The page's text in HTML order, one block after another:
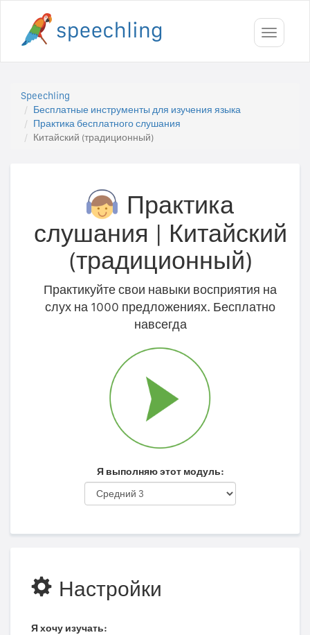
Toggle
Speechling
Бесплатные инструменты для изучения языка
Практика бесплатного слушания
Китайский (традиционный)
Практика
слушания | Китайский
(традиционный)
Практикуйте свои навыки восприятия на
слух на 1000 предложениях. Бесплатно
навсегда
Я выполняю этот модуль:
Настройки
Я хочу изучать: